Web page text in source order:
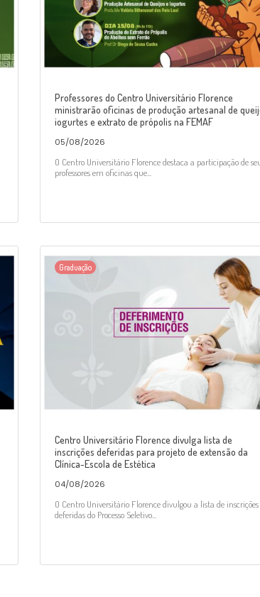
Professores do Centro Universitário Florence
ministrarão oficinas de produção artesanal de
iogurtes e extrato de própolis na FEMAF
05/08/2026
O Centro Universitário Florence destaca a participação de
professores em oficinas que...
Graduação
Centro Universitário Florence divulga lista de
inscrições deferidas para projeto de extensão da
Clínica-Escola de Estética
04/08/2026
O Centro Universitário Florence divulgou a lista de inscrições
deferidas do Processo Seletivo...